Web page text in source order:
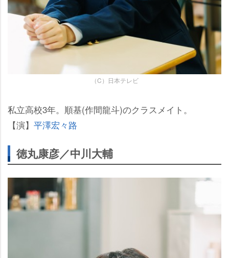
（C）日本テレビ
私立高校3年。順基(作間龍斗)のクラスメイト。
【演】 平澤宏々路
徳丸康彦／中川大輔